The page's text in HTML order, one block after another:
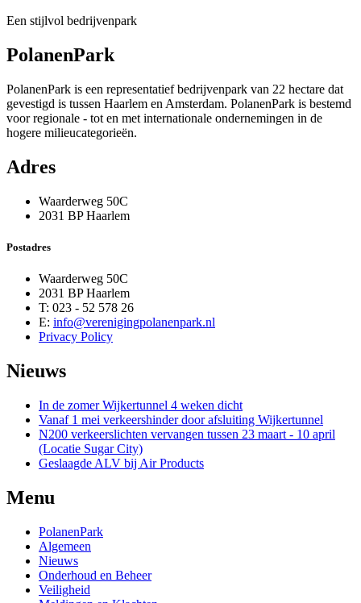
Een stijlvol bedrijvenpark
PolanenPark
PolanenPark is een representatief bedrijvenpark van 22 hectare dat
gevestigd is tussen Haarlem en Amsterdam. PolanenPark is bestemd
voor regionale - tot en met internationale ondernemingen in de
hogere milieucategorieën.
Adres
Waarderweg 50C
2031 BP Haarlem
Postadres
Waarderweg 50C
2031 BP Haarlem
T: 023 - 52 578 26
E: info@verenigingpolanenpark.nl
Privacy Policy
Nieuws
In de zomer Wijkertunnel 4 weken dicht
Vanaf 1 mei verkeershinder door afsluiting Wijkertunnel
N200 verkeerslichten vervangen tussen 23 maart - 10 april
(Locatie Sugar City)
Geslaagde ALV bij Air Products
Menu
PolanenPark
Algemeen
Nieuws
Onderhoud en Beheer
Veiligheid